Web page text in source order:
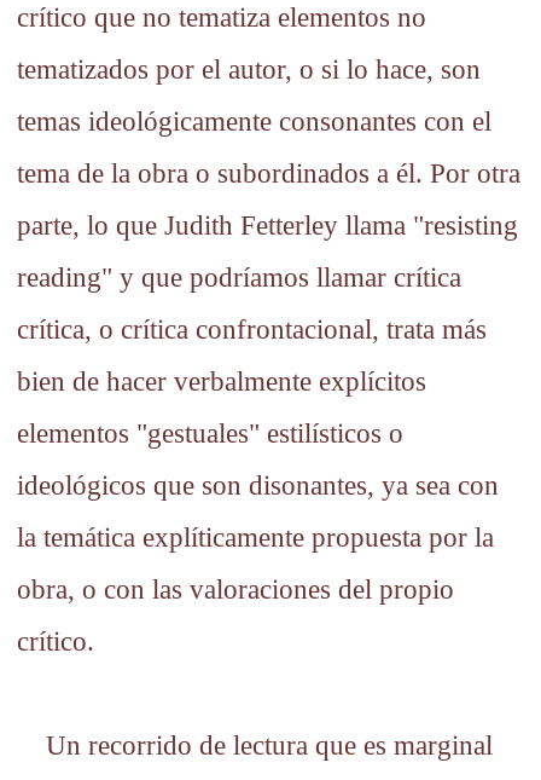
crítico que no tematiza elementos no
tematizados por el autor, o si lo hace, son
temas ideológicamente consonantes con el
tema de la obra o subordinados a él. Por otra
parte, lo que Judith Fetterley llama "resisting
reading" y que podríamos llamar crítica
crítica, o crítica confrontacional, trata más
bien de hacer verbalmente explícitos
elementos "gestuales" estilísticos o
ideológicos que son disonantes, ya sea con
la temática explíticamente propuesta por la
obra, o con las valoraciones del propio
crítico.
Un recorrido de lectura que es marginal